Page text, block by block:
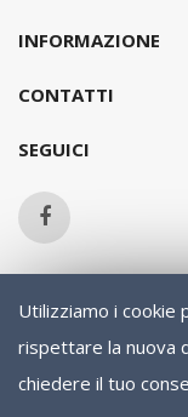
Utilizziamo i cookie
rispettare la nuova
chiedere il tuo
INFORMAZIONE
CONTATTI
SEGUICI